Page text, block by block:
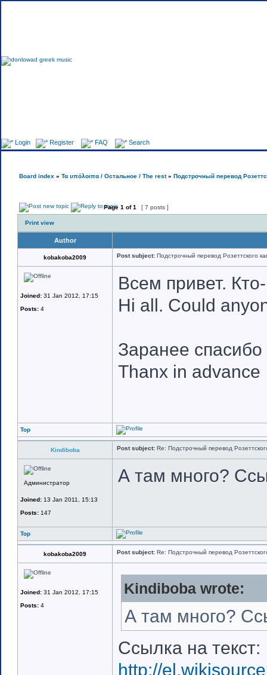
Login Register FAQ Search
Board index » Τα υπόλοιπα / Остальное / The rest» Подстрочный перевод
Page 1 of1 [ 7 posts ]
Print view
Author
kobakoba2009 Post subject: Подстрочный перевод Розеттского
Joined: 31 Jan 2012, 17:15
Posts: 4
Всем привет.
Hi all. Could
Заранее спасибо
Thanx in advance
Top
Kindiboba Post subject: Re: Подстрочный перевод
Администратор
Joined: 13 Jan 2011, 15:13
Posts: 147
А там много?
Top
kobakoba2009 Post subject: Re: Подстрочный перевод
Joined: 31 Jan 2012, 17:15
Posts: 4
Kindiboba wrote:
А там много?
Ссылка на текст:
http://